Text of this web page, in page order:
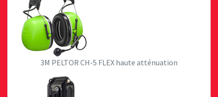
3M PELTOR CH-5 FLEX haute atténuation